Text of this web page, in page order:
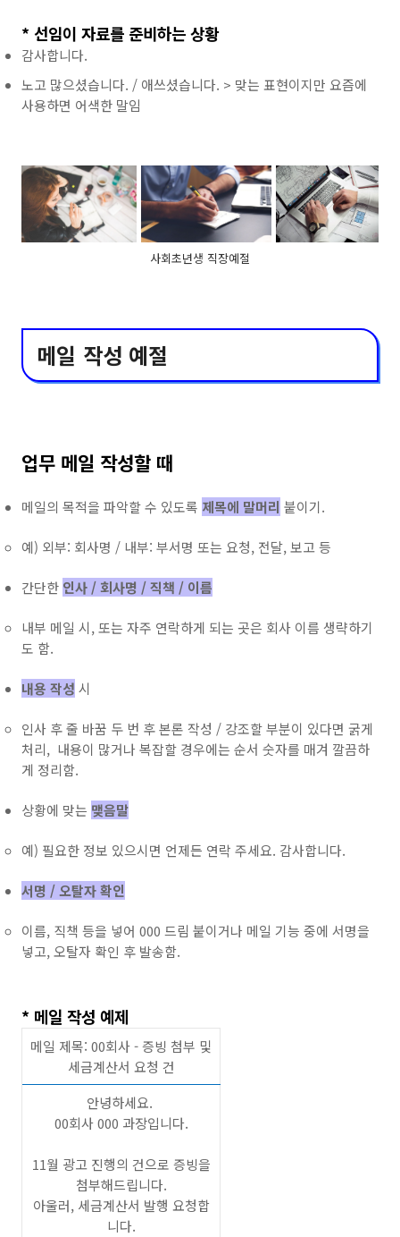
* 선임이 자료를 준비하는 상황
감사합니다.
노고 많으셨습니다. / 애쓰셨습니다. > 맞는 표현이지만 요즘에
사용하면 어색한 말임
사회초년생 직장예절
메일 작성 예절
업무 메일 작성할 때
메일의 목적을 파악할 수 있도록 제목에 말머리 붙이기.
예) 외부: 회사명 / 내부: 부서명 또는 요청, 전달, 보고 등
간단한 인사 / 회사명 / 직책 / 이름
내부 메일 시, 또는 자주 연락하게 되는 곳은 회사 이름 생략하기
도 함.
내용 작성 시
인사 후 줄 바꿈 두 번 후 본론 작성 / 강조할 부분이 있다면 굵게
처리, 내용이 많거나 복잡할 경우에는 순서 숫자를 매겨 깔끔하
게 정리함.
상황에 맞는 맺음말
예) 필요한 정보 있으시면 언제든 연락 주세요. 감사합니다.
서명 / 오탈자 확인
이름, 직책 등을 넣어 000 드림 붙이거나 메일 기능 중에 서명을
넣고, 오탈자 확인 후 발송함.
* 메일 작성 예제
메일 제목: 00회사 - 증빙 첨부 및
세금계산서 요청 건
안녕하세요.
00회사 000 과장입니다.
11월 광고 진행의 건으로 증빙을
첨부해드립니다.
아울러, 세금계산서 발행 요청합
니다.